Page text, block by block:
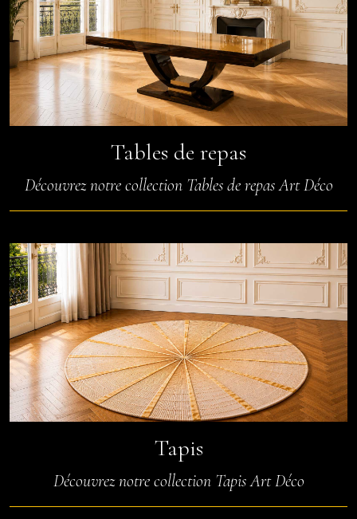
Tables de repas
Découvrez notre collection Tables de repas Art Déco
Tapis
Découvrez notre collection Tapis Art Déco